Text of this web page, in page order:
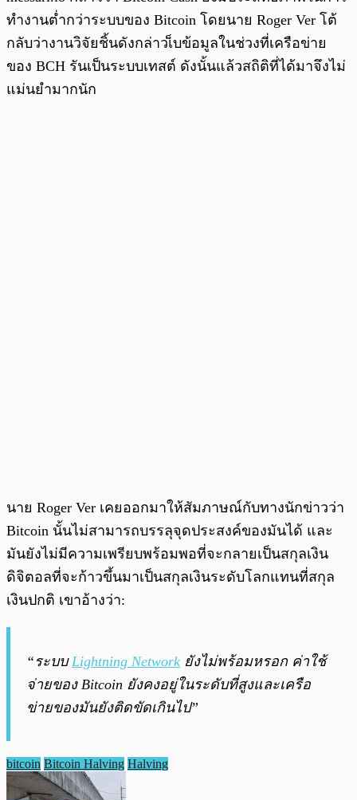
ทำงานต่ำกว่าระบบของ Bitcoin โดยนาย Roger Ver โต้
กลับว่างานวิจัยชิ้นดังกล่าวเ็บข้อมูลในช่วงที่เครือข่าย
ของ BCH รันเป็นระบบเทสต์ ดังนั้นแล้วสถิติที่ได้มาจึงไม่
แม่นยำมากนัก
นาย Roger Ver เคยออกมาให้สัมภาษณ์กับทางนักข่าวว่า
Bitcoin นั้นไม่สามารถบรรลุจุดประสงค์ของมันได้ และ
มันยังไม่มีความเพรียบพร้อมพอที่จะกลายเป็นสกุลเงิน
ดิจิตอลที่จะก้าวขึ้นมาเป็นสกุลเงินระดับโลกแทนที่สกุล
เงินปกติ เขาอ้างว่า:
“ระบบLightning Network ยังไม่พร้อมหรอก ค่าใช้
จ่ายของ Bitcoin ยังคงอยู่ในระดับที่สูงและเครือ
ข่ายของมันยังติดขัดเกินไป”
bitcoin Bitcoin Halving Halving